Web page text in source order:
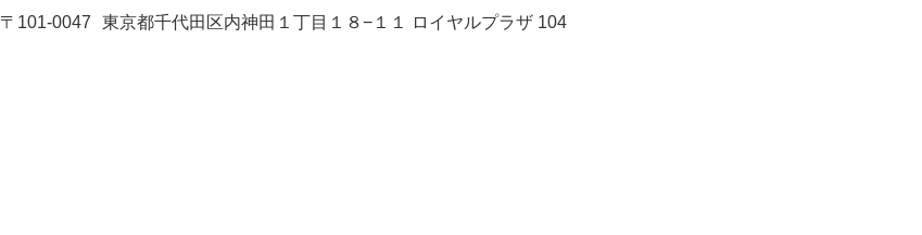
〒101-0047 東京都千代田区内神田１丁目１８−１１ ロイヤルプラザ 104